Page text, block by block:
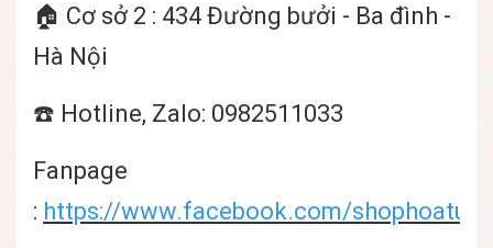
🏠 Cơ sở 2 : 434 Đường bưởi - Ba đình -
Hà Nội
☎️ Hotline, Zalo: 0982511033
Fanpage
: https://www.facebook.com/